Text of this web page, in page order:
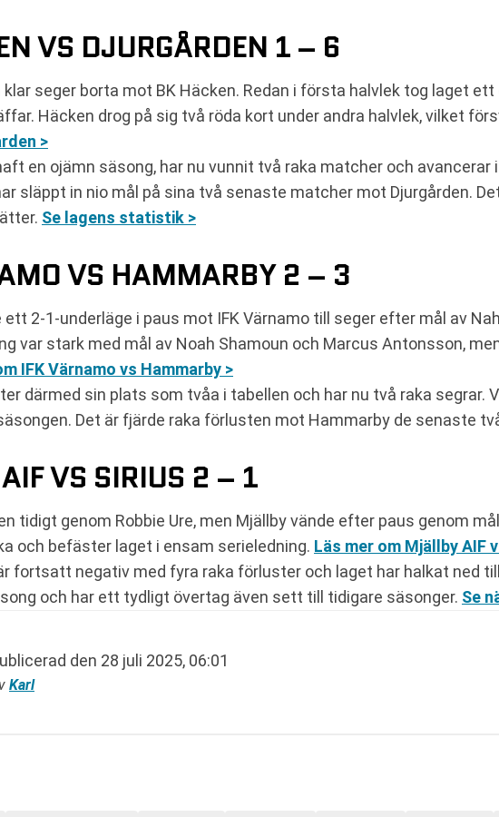
VS DJURGÅRDEN 1 – 6
klar seger borta mot BK Häcken. Redan i första halvlek tog laget
Häcken drog på sig två röda kort under andra halvlek, vilket
>
en ojämn säsong, har nu vunnit två raka matcher och
släppt in nio mål på sina två senaste matcher mot Djurgården.
Se lagens statistik >
VS HAMMARBY 2 – 3
ett 2-1-underläge i paus mot IFK Värnamo till seger efter mål av
var stark med mål av Noah Shamoun och Marcus Antonsson,
IFK Värnamo vs Hammarby >
därmed sin plats som tvåa i tabellen och har nu två raka
Det är fjärde raka förlusten mot Hammarby de senaste
VS SIRIUS 2 – 1
tidigt genom Robbie Ure, men Mjällby vände efter paus genom
och befäster laget i ensam serieledning. Läs mer om Mjällby AIF
fortsatt negativ med fyra raka förluster och laget har halkat ned
och har ett tydligt övertag även sett till tidigare säsonger. Se
den 28 juli 2025, 06:01
Karl